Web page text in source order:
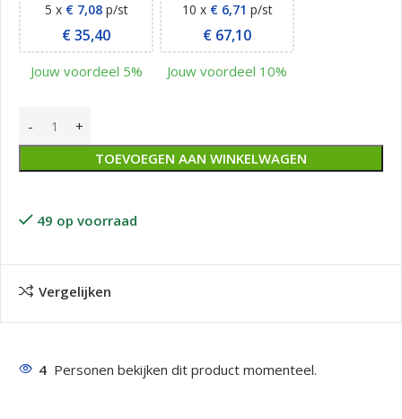
5 x €7,08p/st
€35,40
Jouw voordeel 5%
10 x €6,71 p/st
€ 67,10
Jouw voordeel 10%
TOEVOEGEN AAN WINKELWAGEN
49 op voorraad
Vergelijken
4 Personen bekijken dit product momenteel.